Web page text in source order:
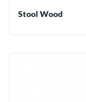
Stool Wood